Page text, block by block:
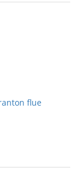
flue